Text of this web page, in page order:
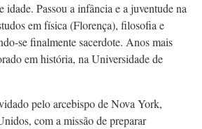
idade. Passou a infância e a juventude na
em física (Florença), filosofia e
se finalmente sacerdote. Anos mais
em história, na Universidade de
pelo arcebispo de Nova York,
com a missão de preparar